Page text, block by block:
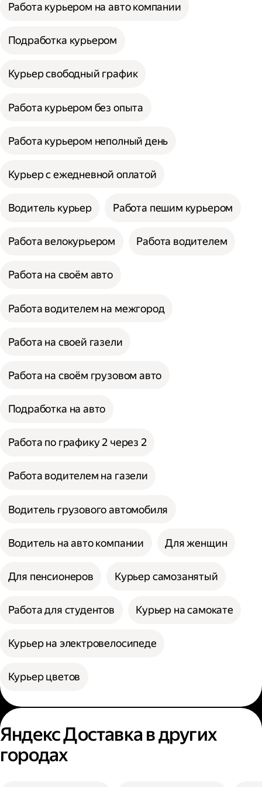
Работа курьером на авто компании
Подработка курьером
Курьер свободный график
Работа курьером без опыта
Работа курьером неполный день
Курьер с ежедневной оплатой
Водитель курьер Работа пешим курьером
Работа велокурьером Работа водителем
Работа на своём авто
Работа водителем на межгород
Работа на своей газели
Работа на своём грузовом авто
Подработка на авто
Работа по графику 2 через 2
Работа водителем на газели
Водитель грузового автомобиля
Водитель на авто компании Для женщин
Для пенсионеров Курьер самозанятый
Работа для студентов Курьер на самокате
Курьер на электровелосипеде
Курьер цветов
Яндекс Доставка в других
городах